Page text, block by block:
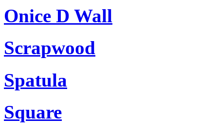
Onice D Wall
Scrapwood
Spatula
Square